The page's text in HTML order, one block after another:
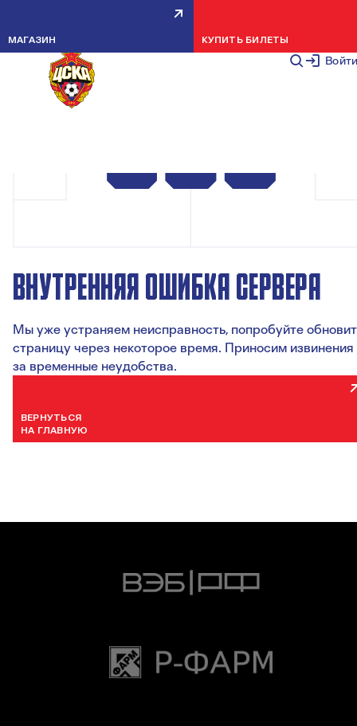
Войти
МАГАЗИН КУПИТЬ БИЛЕТЫ
ВНУТРЕННЯЯ ОШИБКА СЕРВЕРА
Мы уже устраняем неисправность, попробуйте
страницу через некоторое время. Приносим извинения
за временные неудобства.
ВЕРНУТЬСЯ
НА ГЛАВНУЮ